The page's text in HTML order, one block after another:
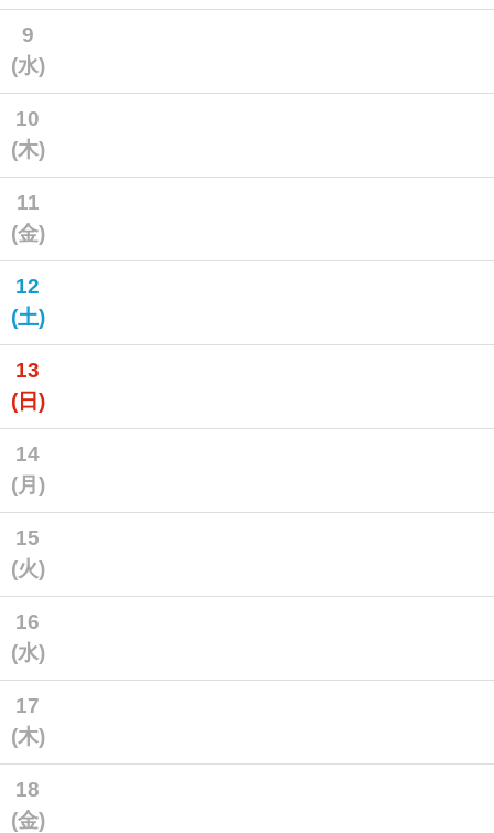
9
(水)
10
(木)
11
(金)
12
(土)
13
(日)
14
(月)
15
(火)
16
(水)
17
(木)
18
(金)